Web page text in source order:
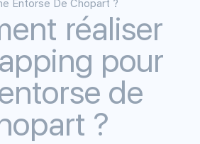
Entorse De Chopart ?
réaliser
pour
de
?